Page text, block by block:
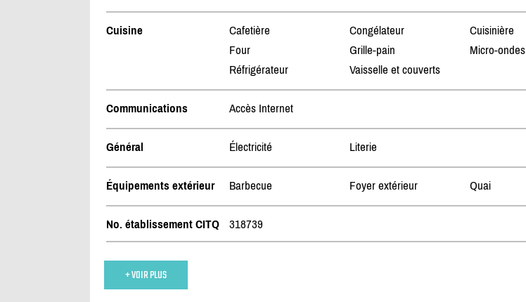
Cuisine Cafetière Congélateur
Cuisinière
Four
Grille-pain
Micro-ondes
Réfrigérateur
Vaisselle et couverts
Communications Accès Internet
Général Électricité Literie
Équipements extérieur Barbecue Foyer extérieur Quai
No. établissement CITQ 318739
+ VOIR PLUS